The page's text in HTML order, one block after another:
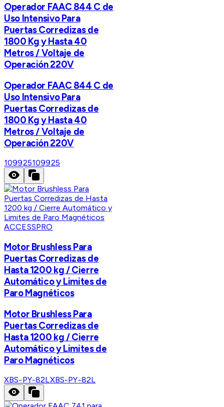
Operador FAAC 844 C de
Uso Intensivo Para
Puertas Corredizas de
1800 Kg y Hasta 40
Metros / Voltaje de
Operación 220V
Operador FAAC 844 C de
Uso Intensivo Para
Puertas Corredizas de
1800 Kg y Hasta 40
Metros / Voltaje de
Operación 220V
109925109925
ACCESSPRO
Motor Brushless Para
Puertas Corredizas de
Hasta 1200 kg / Cierre
Automático y Limites de
Paro Magnéticos
Motor Brushless Para
Puertas Corredizas de
Hasta 1200 kg / Cierre
Automático y Limites de
Paro Magnéticos
XBS-PY-82LXBS-PY-82L